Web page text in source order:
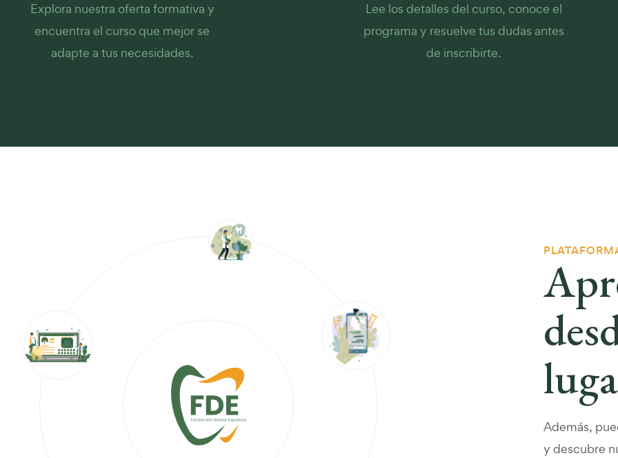
Explora nuestra oferta formativa y
encuentra el curso que mejor se
adapte a tus necesidades.
Lee los detalles del curso, conoce el
programa y resuelve tus dudas antes
de inscribirte.
Además,
y descubre